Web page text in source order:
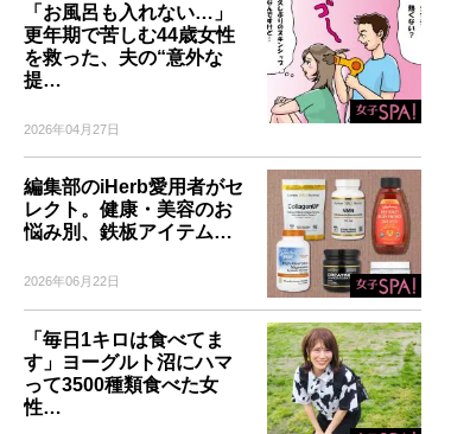
「お風呂も入れない…」
更年期で苦しむ44歳女性
を救った、夫の“意外な
提…
2026年04月27日
編集部のiHerb愛用者がセ
レクト。健康・美容のお
悩み別、鉄板アイテム…
2026年06月22日
「毎日1キロは食べてま
す」ヨーグルト沼にハマ
って3500種類食べた女
性…